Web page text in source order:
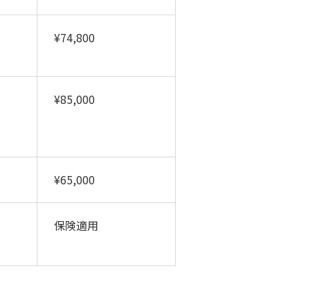
¥74,800
¥85,000
¥65,000
保険適用